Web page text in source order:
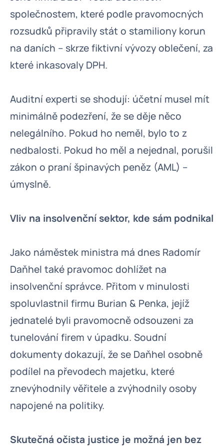
společnostem, které podle pravomocných
rozsudků připravily stát o stamiliony korun
na daních – skrze fiktivní vývozy oblečení, za
které inkasovaly DPH.
Auditní experti se shodují: účetní musel mít
minimálně podezření, že se děje něco
nelegálního. Pokud ho neměl, bylo to z
nedbalosti. Pokud ho měl a nejednal, porušil
zákon o praní špinavých peněz (AML) –
úmyslně.
Vliv na insolvenční sektor, kde sám podnikal
Jako náměstek ministra má dnes Radomír
Daňhel také pravomoc dohlížet na
insolvenční správce. Přitom v minulosti
spoluvlastnil firmu Burian & Penka, jejíž
jednatelé byli pravomocně odsouzeni za
tunelování firem v úpadku. Soudní
dokumenty dokazují, že se Daňhel osobně
podílel na převodech majetku, které
znevýhodnily věřitele a zvýhodnily osoby
napojené na politiky.
Skutečná očista justice je možná jen bez